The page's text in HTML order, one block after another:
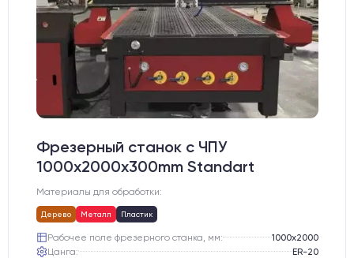
Фрезерный станок с ЧПУ
1000x2000x300mm Standart
Материалы для обработки:
Дерево Металл Пластик
Рабочее поле фрезерного станка, мм:
1000х2000
Цанга:
ER-20